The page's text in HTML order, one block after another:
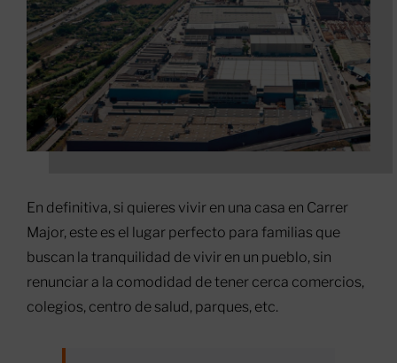
En definitiva, si quieres vivir en una casa en Carrer
Major, este es el lugar perfecto para familias que
buscan la tranquilidad de vivir en un pueblo, sin
renunciar a la comodidad de tener cerca comercios,
colegios, centro de salud, parques, etc.